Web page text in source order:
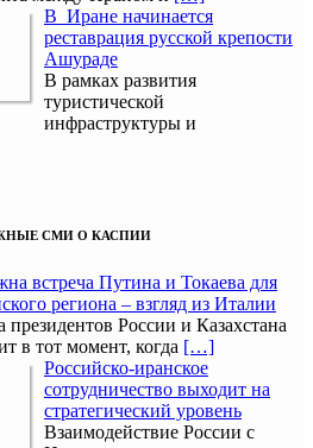
В Иране начинается
реставрация русской крепости
Ашураде
В рамках развития
туристической
инфраструктуры и
СМИ О КАСПИИ
встреча Путина и Токаева для
региона – взгляд из Италии
президентов России и Казахстана
в тот момент, когда […]
Российско-иранское
сотрудничество выходит на
стратегический уровень
Взаимодействие России с